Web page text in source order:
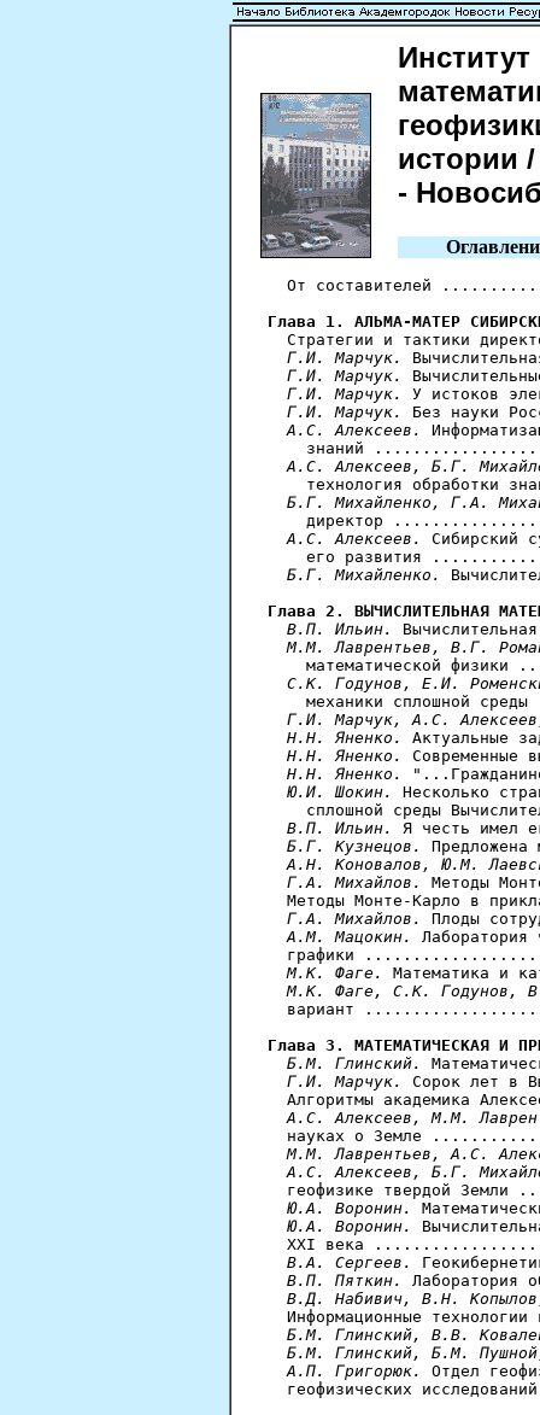
истории
-
От составителей
Глава 1. АЛЬМА-МАТЕР
Стратегии и тактики
Г.И. Марчук.
Г.И. Марчук.
Г.И. Марчук.
У истоков
Г.И. Марчук.
Без науки
А.С. Алексеев.
знаний
А.С. Алексеев, Б.Г.
технология обработки
Б.Г. Михайленко, Г.А.
директор
А.С. Алексеев.
Сибирский
его развития
Б.Г. Михайленко.
Глава 2. ВЫЧИСЛИТЕЛЬНАЯ
B.П. Ильин.
М.М. Лаврентьев, В.Г.
математической физики
C.К. Годунов, Е.И.
механики сплошной среды
Г.И. Марчук, А.С.
Н.Н. Яненко.
Н.Н. Яненко.
Современные
Н.Н. Яненко.
Ю.И. Шокин.
Несколько
сплошной среды
В.П. Ильин.
Я честь
Б.Г. Кузнецов.
А.Н. Коновалов, Ю.М.
Г.А. Михайлов.
Методы
Методы Монте-Карло в
Г.А. Михайлов.
Плоды
A.M. Мацокин.
Лаборатория
графики
М.К. Фаге.
Математика
М.К. Фаге, С.К. Годунов,
вариант
Глава 3. МАТЕМАТИЧЕСКАЯ И
Б.М. Глинский.
Г.И. Марчук.
Сорок лет в
Алгоритмы академика
А.С. Алексеев, М.М.
науках о Земле
М.М. Лаврентьев, А.С.
А.С. Алексеев, Б.Г.
геофизике твердой Земли
Ю.А. Воронин.
Ю.А. Воронин.
XXI века
В.А. Сергеев.
В.П. Пяткин.
В.Д. Набивич, В.Н.
Информационные технологии
Б.М. Глинский, В.В.
Б.М. Глинский, Б.М.
  А.П. Григорюк.
Отдел
геофизических